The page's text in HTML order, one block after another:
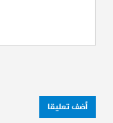
والتحريض
دمشق (ثانوية
إلى جانب